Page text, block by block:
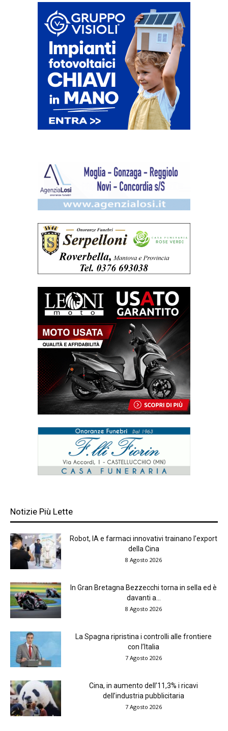
Notizie Più Lette
Robot, IA e farmaci innovativi trainano l’export
della Cina
8 Agosto 2026
In Gran Bretagna Bezzecchi torna in sella ed è
davanti a...
8 Agosto 2026
La Spagna ripristina i controlli alle frontiere
con l’Italia
7 Agosto 2026
Cina, in aumento dell’11,3% i ricavi
dell’industria pubblicitaria
7 Agosto 2026